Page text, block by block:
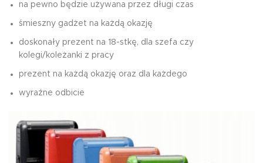
na pewno będzie używana przez długi czas
śmieszny gadżet na każdą okazję
doskonały prezent na 18-stkę, dla szefa czy
kolegi/koleżanki z pracy
prezent na każdą okazję oraz dla każdego
wyraźne odbicie